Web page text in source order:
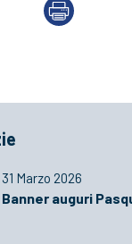
31 Marzo 2026
Banner auguri